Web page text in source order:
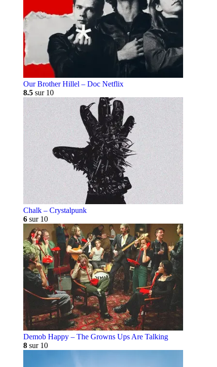
Our Brother Hillel – Doc Netflix
8.5 sur 10
Chalk – Crystalpunk
6 sur 10
Demob Happy – The Growns Ups Are Talking
8 sur 10